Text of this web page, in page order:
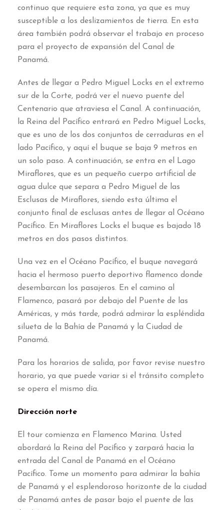
continuo que requiere esta zona, ya que es muy
susceptible a los deslizamientos de tierra. En esta
área también podrá observar el trabajo en proceso
para el proyecto de expansión del Canal de
Panamá.
Antes de llegar a Pedro Miguel Locks en el extremo
sur de la Corte, podrá ver el nuevo puente del
Centenario que atraviesa el Canal. A continuación,
la Reina del Pacífico entrará en Pedro Miguel Locks,
que es uno de los dos conjuntos de cerraduras en el
lado Pacífico, y aquí el buque se baja 9 metros en
un solo paso. A continuación, se entra en el Lago
Miraflores, que es un pequeño cuerpo artificial de
agua dulce que separa a Pedro Miguel de las
Esclusas de Miraflores, siendo esta última el
conjunto final de esclusas antes de llegar al Océano
Pacífico. En Miraflores Locks el buque es bajado 18
metros en dos pasos distintos.
Una vez en el Océano Pacífico, el buque navegará
hacia el hermoso puerto deportivo flamenco donde
desembarcan los pasajeros. En el camino al
Flamenco, pasará por debajo del Puente de las
Américas, y más tarde, podrá admirar la espléndida
silueta de la Bahía de Panamá y la Ciudad de
Panamá.
Para los horarios de salida, por favor revise nuestro
horario, ya que puede variar si el tránsito completo
se opera el mismo día.
Dirección norte
El tour comienza en Flamenco Marina. Usted
abordará la Reina del Pacífico y zarpará hacia la
entrada del Canal de Panamá en el Océano
Pacífico. Tome un momento para admirar la bahía
de Panamá y el esplendoroso horizonte de la ciudad
de Panamá antes de pasar bajo el puente de las